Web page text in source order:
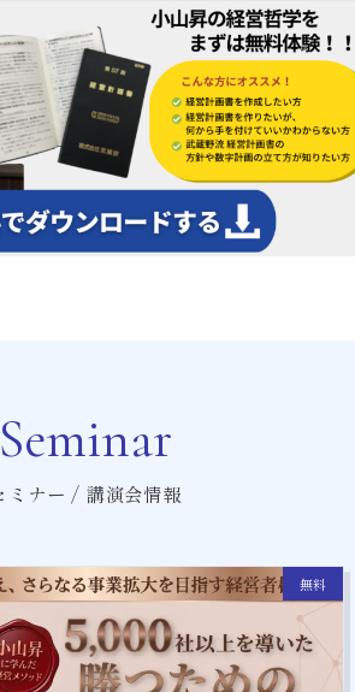
Seminar
ミナー / 講演会情報
無料